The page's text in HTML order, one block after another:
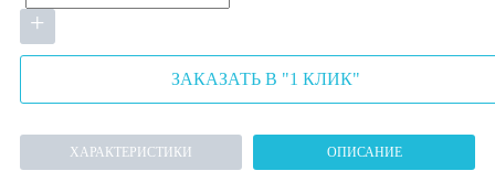
+
ЗАКАЗАТЬ В "1 КЛИК"
ХАРАКТЕРИСТИКИ ОПИСАНИЕ